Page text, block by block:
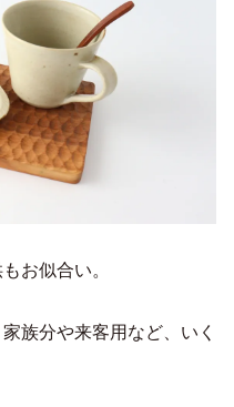
お似合い。
族分や来客用など、いく